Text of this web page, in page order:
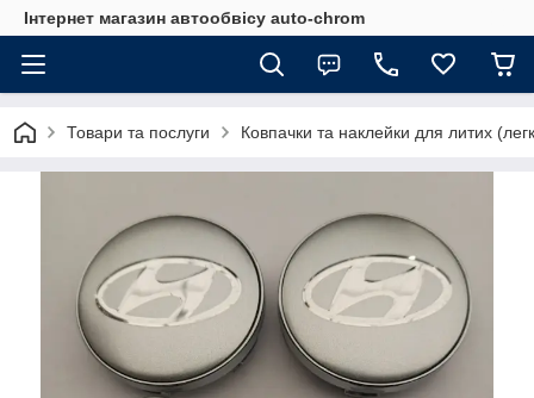
Інтернет магазин автообвісу auto-chrom
Товари та послуги Ковпачки та наклейки для литих